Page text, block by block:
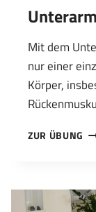
Mit dem
nur einer
Körper,
ZUR ÜBUNG